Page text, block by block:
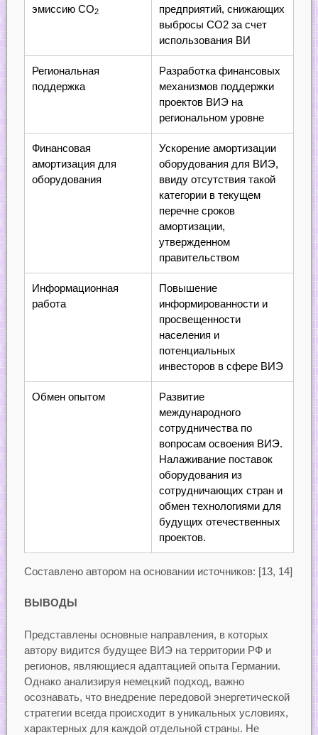
эмиссию СО2
предприятий, снижающих
выбросы CO2 за счет
использования ВИ
Региональная
поддержка
Разработка финансовых
механизмов поддержки
проектов ВИЭ на
региональном уровне
Финансовая
амортизация для
оборудования
Ускорение амортизации
оборудования для ВИЭ,
ввиду отсутствия такой
категории в текущем
перечне сроков
амортизации,
утвержденном
правительством
Информационная
работа
Повышение
информированности и
просвещенности
населения и
потенциальных
инвесторов в сфере ВИЭ
Обмен опытом
Развитие
международного
сотрудничества по
вопросам освоения ВИЭ.
Налаживание поставок
оборудования из
сотрудничающих стран и
обмен технологиями для
будущих отечественных
проектов.
Составлено автором на основании источников: [13, 14]
ВЫВОДЫ
Представлены основные направления, в которых
автору видится будущее ВИЭ на территории РФ и
регионов, являющиеся адаптацией опыта Германии.
Однако анализируя немецкий подход, важно
осознавать, что внедрение передовой энергетической
стратегии всегда происходит в уникальных условиях,
характерных для каждой отдельной страны. Не